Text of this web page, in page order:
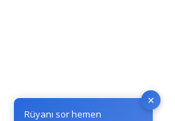
✕
Rüyanı sor hemen